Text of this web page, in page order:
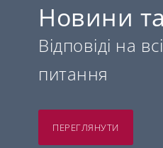
Новини та
Відповіді на
питання
ПЕРЕГЛЯНУТИ